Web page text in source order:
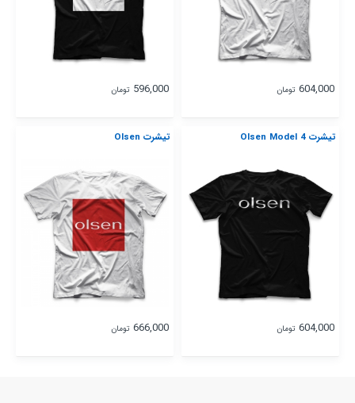
604,000 تومان 596,000 تومان
تیشرت Olsen Model 4
604,000 تومان
تیشرت Olsen
666,000 تومان